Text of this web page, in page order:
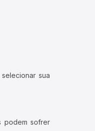
sua
podem sofrer